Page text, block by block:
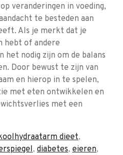
veranderingen in voeding,
te besteden aan
Als je merkt dat je
hebt of andere
het nodig zijn om de balans
Door bewust te zijn van
en hierop in te spelen,
met eten ontwikkelen en
met een
dieet,
, diabetes, eieren,